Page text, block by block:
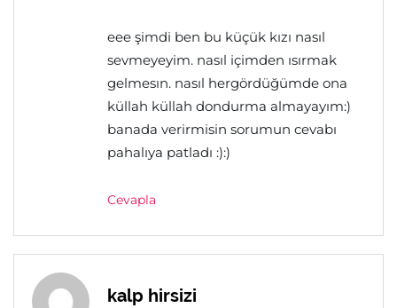
eee şimdi ben bu küçük kızı nasıl
sevmeyeyim. nasıl içimden ısırmak
gelmesın. nasıl hergördüğümde ona
küllah küllah dondurma almayayım:)
banada verirmisin sorumun cevabı
pahalıya patladı :):)
Cevapla
kalp hirsizi